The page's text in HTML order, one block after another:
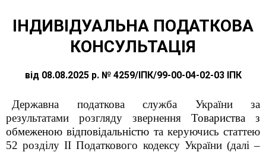
ІНДИВІДУАЛЬНА ПОДАТКОВА
КОНСУЛЬТАЦІЯ
від 08.08.2025 р. № 4259/ІПК/99-00-04-02-03 ІПК
Державна податкова служба України за
результатами розгляду звернення
Товариства з
обмеженою відповідальністю та керуючись статтею
52 розділу II Податкового кодексу України (далі –